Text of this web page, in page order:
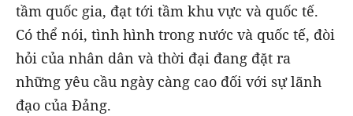
tầm quốc gia, đạt tới tầm khu vực và quốc tế.
Có thể nói, tình hình trong nước và quốc tế, đòi
hỏi của nhân dân và thời đại đang đặt ra
những yêu cầu ngày càng cao đối với sự lãnh
đạo của Đảng.